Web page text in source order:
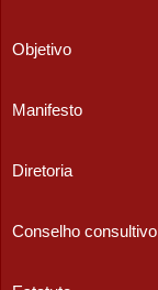
Objetivo
Manifesto
Diretoria
Conselho consultivo